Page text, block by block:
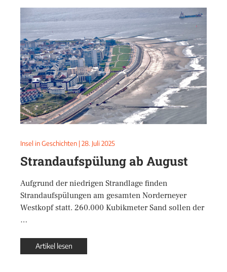
Insel in Geschichten | 28. Juli 2025
Strandaufspülung ab August
Aufgrund der niedrigen Strandlage finden
Strandaufspülungen am gesamten Norderneyer
Westkopf statt. 260.000 Kubikmeter Sand sollen der
…
Artikel lesen